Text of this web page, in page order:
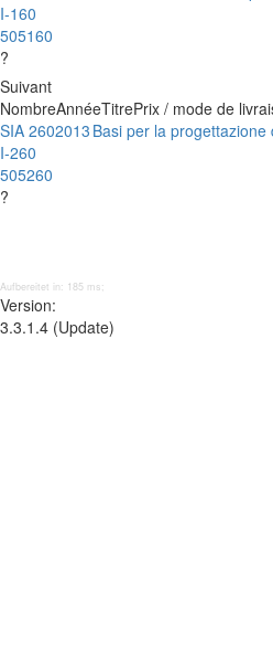
I-160
505160
?
Suivant
NombreAnnéeTitrePrix / mode de
SIA 260
I-260
505260
?
2013 Basi per la
Aufbereitet in: 185 ms;
Version:
3.3.1.4 (Update)